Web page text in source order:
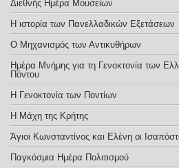
Διεθνής Ημέρα Μουσείων
Η ιστορία των Πανελλαδικών Εξετάσεων
Ο Μηχανισμός των Αντικυθήρων
Ημέρα Μνήμης για τη Γενοκτονία των
Πόντου
Η Γενοκτονία των Ποντίων
Η Μάχη της Κρήτης
Άγιοι Κωνσταντίνος και Ελένη οι
Παγκόσμια Ημέρα Πολιτισμού